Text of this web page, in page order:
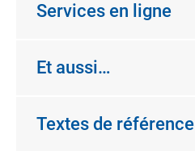
Services en ligne
Et aussi…
Textes de référence